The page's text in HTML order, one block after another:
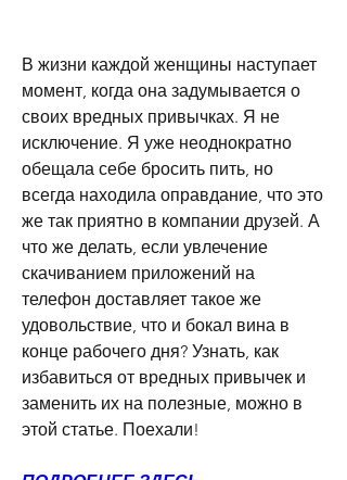
В жизни каждой женщины наступает
момент, когда она задумывается о
своих вредных привычках. Я не
исключение. Я уже неоднократно
обещала себе бросить пить, но
всегда находила оправдание, что это
же так приятно в компании друзей. А
что же делать, если увлечение
скачиванием приложений на
телефон доставляет такое же
удовольствие, что и бокал вина в
конце рабочего дня? Узнать, как
избавиться от вредных привычек и
заменить их на полезные, можно в
этой статье. Поехали!